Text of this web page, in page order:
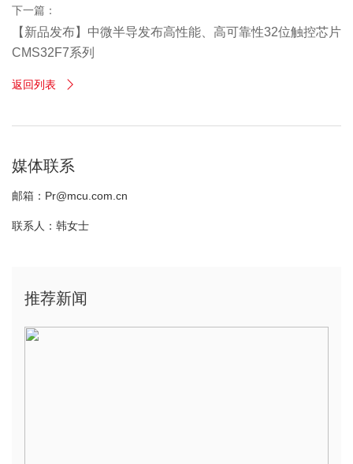
下一篇：
【新品发布】中微半导发布高性能、高可靠性32位触控芯片
CMS32F7系列
返回列表 
媒体联系
邮箱：Pr@mcu.com.cn
联系人：韩女士
推荐新闻